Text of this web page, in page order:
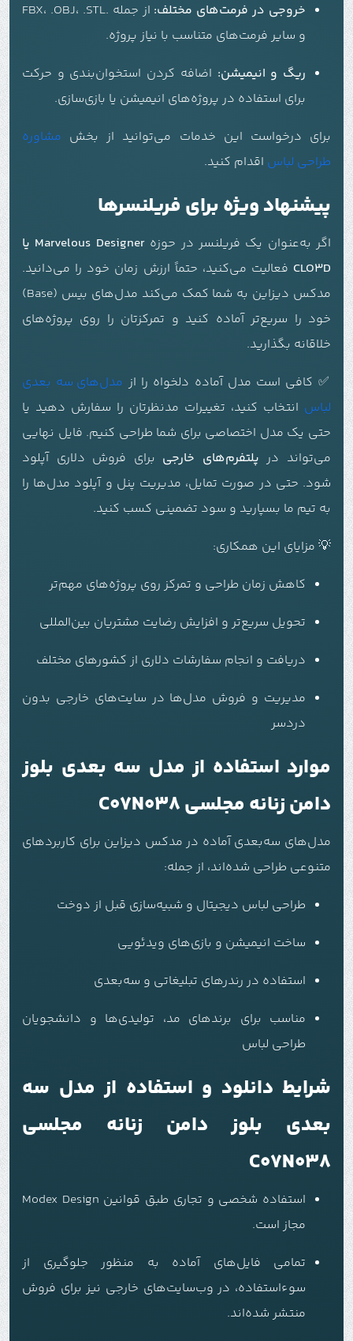
خروجی در فرمت‌های مختلف:
از جمله .FBX، .OBJ، .STL
و سایر فرمت‌های متناسب با نیاز پروژه.
ریگ و انیمیشن: اضافه کردن استخوان‌بندی و حرکت
برای استفاده در پروژه‌های انیمیشن یا بازی‌سازی.
برای درخواست این خدمات می‌توانید از بخش مشاوره
طراحی لباس اقدام کنید.
پیشنهاد ویژه برای فریلنسرها
اگر به‌عنوان یک فریلنسر در حوزه
Marvelous Designer یا
CLO3D فعالیت می‌کنید، حتماً ارزش زمان خود را می‌دانید.
مدکس دیزاین به شما کمک می‌کند مدل‌های بیس (Base)
خود را سریع‌تر آماده کنید و تمرکزتان را روی پروژه‌های
خلاقانه بگذارید.
✅ کافی است مدل آماده دلخواه را از مدل‌های سه بعدی
لباس انتخاب کنید، تغییرات مدنظرتان را سفارش دهید یا
حتی یک مدل اختصاصی برای شما طراحی کنیم. فایل نهایی
می‌تواند در پلتفرم‌های خارجی برای فروش دلاری آپلود
شود. حتی در صورت تمایل، مدیریت پنل و آپلود مدل‌ها را
به تیم ما بسپارید و سود تضمینی کسب کنید.
💡 مزایای این همکاری:
کاهش زمان طراحی و تمرکز روی پروژه‌های مهم‌تر
تحویل سریع‌تر و افزایش رضایت مشتریان بین‌المللی
دریافت و انجام سفارشات دلاری از کشورهای مختلف
مدیریت و فروش مدل‌ها در سایت‌های خارجی بدون
دردسر
موارد استفاده از مدل سه بعدی بلوز
دامن زنانه مجلسی C07N038
مدل‌های سه‌بعدی آماده در مدکس دیزاین برای کاربردهای
متنوعی طراحی شده‌اند، از جمله:
طراحی لباس دیجیتال و شبیه‌سازی قبل از دوخت
ساخت انیمیشن و بازی‌های ویدئویی
استفاده در رندرهای تبلیغاتی و سه‌بعدی
مناسب برای برندهای مد، تولیدی‌ها و دانشجویان
طراحی لباس
شرایط دانلود و استفاده از مدل سه
بعدی بلوز دامن زنانه مجلسی
C07N038
استفاده شخصی و تجاری طبق قوانین Modex Design
مجاز است.
تمامی فایل‌های آماده به منظور جلوگیری از
سوءاستفاده، در وب‌سایت‌های خارجی نیز برای فروش
منتشر شده‌اند.